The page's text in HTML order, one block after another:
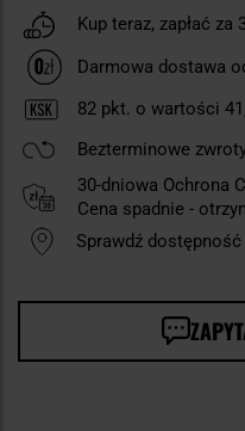
Kup teraz, zapłać za
Darmowa dostawa
82 pkt. o wartości
Bezterminowe
30-dniowa Ochrona
Cena spadnie -
Sprawdź